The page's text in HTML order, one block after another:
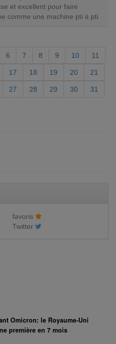
et excellent pour faire
comme une machine pti à pti
6 7 8 9 10 11
17 18 19 20 21
27 28 29 30 31
favoris
Twitter
Omicron: le Royaume-Uni
première en 7 mois